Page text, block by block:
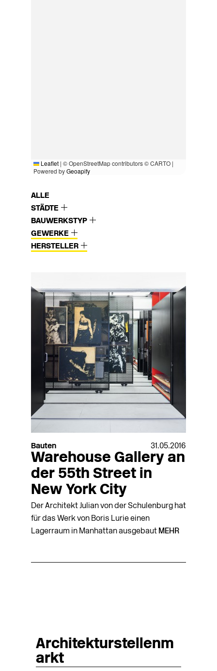
Leaflet | © OpenStreetMap contributors © CARTO |
Powered byGeoapify
ALLE
STÄDTE
BAUWERKSTYP
GEWERKE
HERSTELLER
Bauten 31.05.2016
Warehouse Gallery an
der 55th Street in
New York City
Der Architekt Julian von der Schulenburg hat
für das Werk von Boris Lurie einen
Lagerraum in Manhattan ausgebaut MEHR
Architekturstellenm
arkt